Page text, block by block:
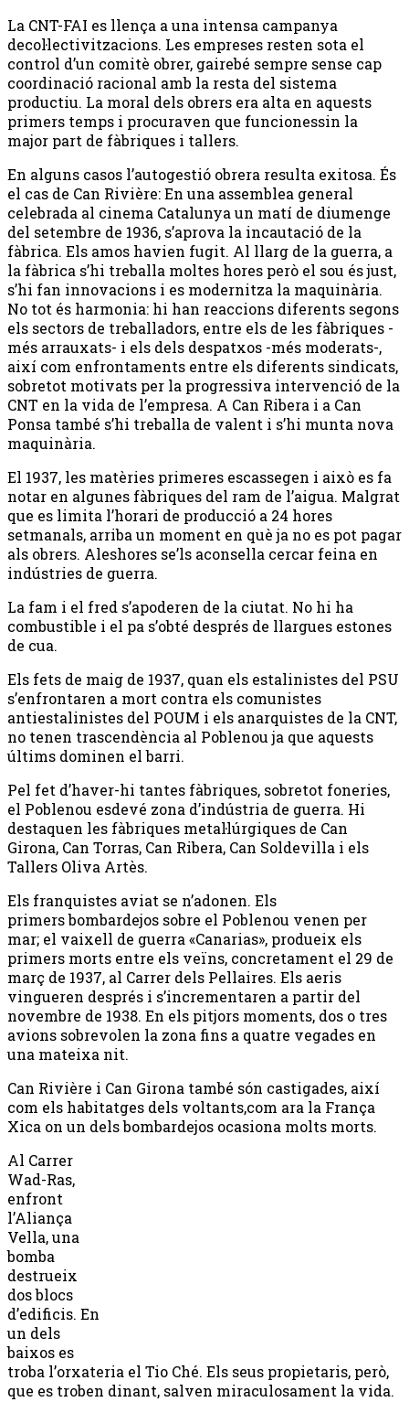
La CNT-FAI es llença a una intensa campanya
decol·lectivitzacions. Les empreses resten sota el
control d’un comitè obrer, gairebé sempre sense cap
coordinació racional amb la resta del sistema
productiu. La moral dels obrers era alta en aquests
primers temps i procuraven que funcionessin la
major part de fàbriques i tallers.
En alguns casos l’autogestió obrera resulta exitosa. És
el cas de Can Rivière: En una assemblea general
celebrada al cinema Catalunya un matí de diumenge
del setembre de 1936, s’aprova la incautació de la
fàbrica. Els amos havien fugit. Al llarg de la guerra, a
la fàbrica s’hi treballa moltes hores però el sou és just,
s’hi fan innovacions i es modernitza la maquinària.
No tot és harmonia: hi han reaccions diferents segons
els sectors de treballadors, entre els de les fàbriques -
més arrauxats- i els dels despatxos -més moderats-,
així com enfrontaments entre els diferents sindicats,
sobretot motivats per la progressiva intervenció de la
CNT en la vida de l’empresa. A Can Ribera i a Can
Ponsa també s’hi treballa de valent i s’hi munta nova
maquinària.
El 1937, les matèries primeres escassegen i això es fa
notar en algunes fàbriques del ram de l’aigua. Malgrat
que es limita l’horari de producció a 24 hores
setmanals, arriba un moment en què ja no es pot pagar
als obrers. Aleshores se’ls aconsella cercar feina en
indústries de guerra.
La fam i el fred s’apoderen de la ciutat. No hi ha
combustible i el pa s’obté després de llargues estones
de cua.
Els fets de maig de 1937, quan els estalinistes del PSU
s’enfrontaren a mort contra els comunistes
antiestalinistes del POUM i els anarquistes de la CNT,
no tenen trascendència al Poblenou ja que aquests
últims dominen el barri.
Pel fet d’haver-hi tantes fàbriques, sobretot foneries,
el Poblenou esdevé zona d’indústria de guerra. Hi
destaquen les fàbriques metal·lúrgiques de Can
Girona, Can Torras, Can Ribera, Can Soldevilla i els
Tallers Oliva Artès.
Els franquistes aviat se n’adonen. Els
primers bombardejos sobre el Poblenou venen per
mar; el vaixell de guerra «Canarias», produeix els
primers morts entre els veïns, concretament el 29 de
març de 1937, al Carrer dels Pellaires. Els aeris
vingueren després i s’incrementaren a partir del
novembre de 1938. En els pitjors moments, dos o tres
avions sobrevolen la zona fins a quatre vegades en
una mateixa nit.
Can Rivière i Can Girona també són castigades, així
com els habitatges dels voltants,com ara la França
Xica on un dels bombardejos ocasiona molts morts.
Al Carrer
Wad-Ras,
enfront
l’Aliança
Vella, una
bomba
destrueix
dos blocs
d’edificis. En
un dels
baixos es
troba l’orxateria el Tio Ché. Els seus propietaris, però,
que es troben dinant, salven miraculosament la vida.